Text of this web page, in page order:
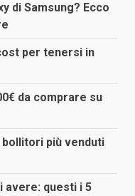
di Samsung? Ecco
per tenersi in
da comprare su
bollitori più venduti
avere: questi i 5